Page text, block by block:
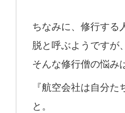
ちなみに、修行する
脱と呼ぶようですが、
そんな修行僧の悩み
『航空会社は自分
と。